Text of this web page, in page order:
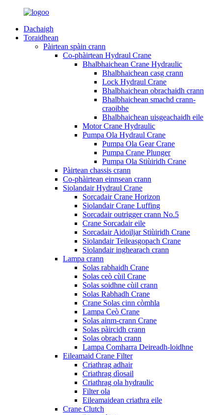
Dachaigh
Toraidhean
Pàirtean spàin crann
Co-phàirtean Hydraul Crane
Bhalbhaichean Crane Hydraulic
Bhalbhaichean casg crann
Lock Hydraul Crane
Bhalbhaichean obrachaidh crann
Bhalbhaichean smachd crann-
craoibhe
Bhalbhaichean uisgeachaidh eile
Motor Crane Hydraulic
Pumpa Ola Hydraul Crane
Pumpa Ola Gear Crane
Pumpa Crane Plunger
Pumpa Ola Stiùiridh Crane
Pàirtean chassis crann
Co-phàirtean einnsean crann
Siolandair Hydraul Crane
Sorcadair Crane Horizon
Siolandair Crane Luffing
Sorcadair outrigger crann No.5
Crane Sorcadair eile
Sorcadair Aidoiljar Stiùiridh Crane
Siolandair Teileasgopach Crane
Siolandair inghearach crann
Lampa crann
Solas rabhaidh Crane
Solas ceò cùil Crane
Solas soidhne cùil crann
Solas Rabhadh Crane
Crane Solas cinn còmhla
Lampa Ceò Crane
Solas ainm-crann Crane
Solas pàircidh crann
Solas obrach crann
Lampa Comharra Deireadh-loidhne
Eileamaid Crane Filter
Criathrag adhair
Criathrag dìosail
Criathrag ola hydraulic
Filter ola
Eileamaidean criathra eile
Crane Clutch